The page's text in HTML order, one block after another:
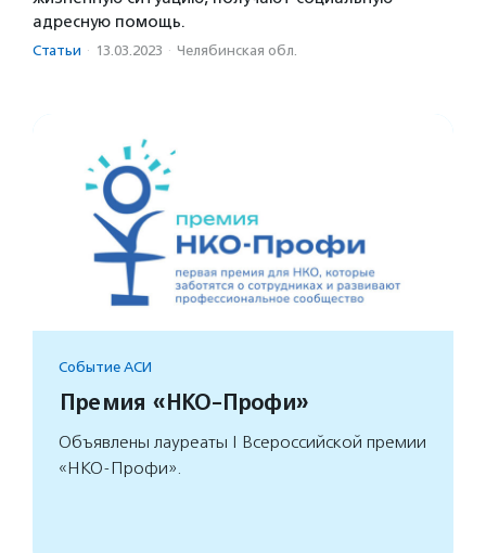
адресную помощь.
Статьи · 13.03.2023 · Челябинская обл.
Событие АСИ
Премия «НКО-Профи»
Объявлены лауреаты I Всероссийской премии
«НКО-Профи».